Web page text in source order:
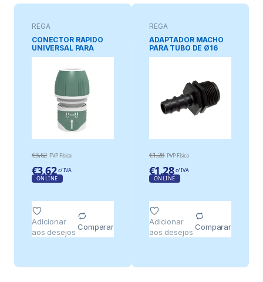
REGA
CONECTOR RÁPIDO
UNIVERSAL PARA
MANGUEIRA, ½ pol –
€3,62 PVP Física
€3,62 c/ IVA
ONLINE
Adicionar
aos desejos
Comparar
REGA
ADAPTADOR MACHO
PARA TUBO DE Ø16
mm COM ROSCA DE ¾
€1,28 PVP Física
€1,28 c/ IVA
ONLINE
Adicionar
aos desejos
Comparar